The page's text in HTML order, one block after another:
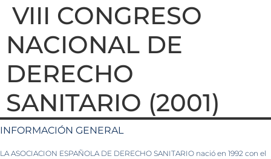
VIII CONGRESO
NACIONAL DE
DERECHO
SANITARIO (2001)
INFORMACIÓN GENERAL
LA ASOCIACION ESPAÑOLA DE DERECHO SANITARIO nació en 1992 con el